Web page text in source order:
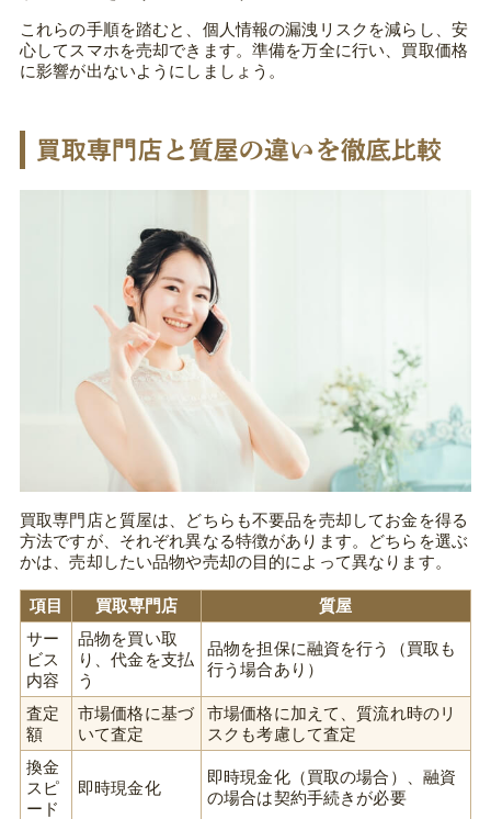
これらの手順を踏むと、個人情報の漏洩リスクを減らし、安
心してスマホを売却できます。準備を万全に行い、買取価格
に影響が出ないようにしましょう。
買取専門店と質屋の違いを徹底比較
買取専門店と質屋は、どちらも不要品を売却してお金を得る
方法ですが、それぞれ異なる特徴があります。どちらを選ぶ
かは、売却したい品物や売却の目的によって異なります。
項目 買取専門店
質屋
サー
ビス
内容
品物を買い取
り、代金を支払
う
品物を担保に融資を行う（買取も
行う場合あり）
査定
額
市場価格に基づ
いて査定
市場価格に加えて、質流れ時のリ
スクも考慮して査定
換金
スピ
ード
即時現金化
即時現金化（買取の場合）、融資
の場合は契約手続きが必要